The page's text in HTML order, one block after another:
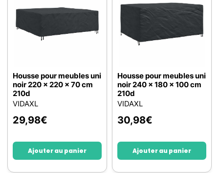
Housse pour meubles uni
noir 220 x 220 x 70 cm
210d
VIDAXL
29,98€
Ajouter au panier
Housse pour meubles uni
noir 240 x 180 x 100 cm
210d
VIDAXL
30,98€
Ajouter au panier